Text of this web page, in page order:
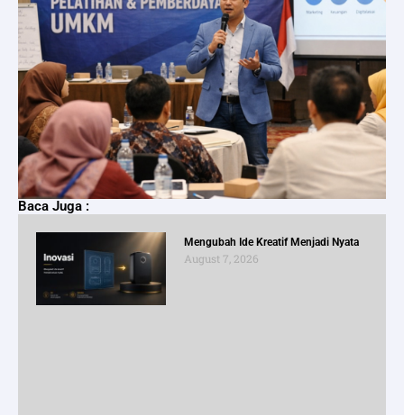
Baca Juga :
Mengubah Ide Kreatif Menjadi Nyata
August 7, 2026